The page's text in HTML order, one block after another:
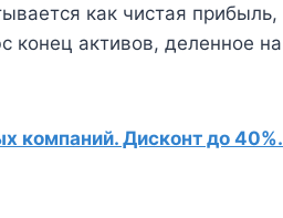
как чистая прибыль,
активов, деленное на
компаний. Дисконт до 40%.